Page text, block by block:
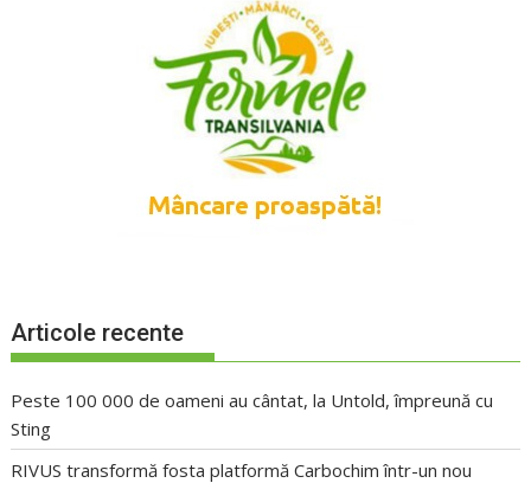
Articole recente
Peste 100 000 de oameni au cântat, la Untold, împreună cu
Sting
RIVUS transformă fosta platformă Carbochim într-un nou